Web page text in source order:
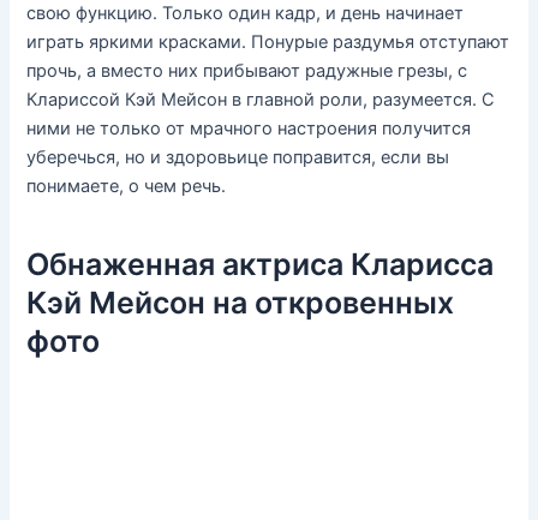
свою функцию. Только один кадр, и день начинает
играть яркими красками. Понурые раздумья отступают
прочь, а вместо них прибывают радужные грезы, с
Клариссой Кэй Мейсон в главной роли, разумеется. С
ними не только от мрачного настроения получится
уберечься, но и здоровьице поправится, если вы
понимаете, о чем речь.
Обнаженная актриса Кларисса
Кэй Мейсон на откровенных
фото